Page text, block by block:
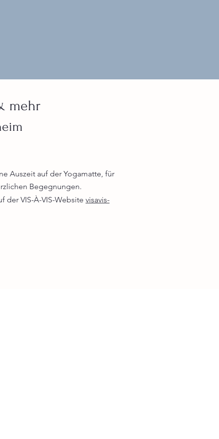
mehr
Auszeit auf der Yogamatte, für
Begegnungen.
der VIS-À-VIS-Website visavis-